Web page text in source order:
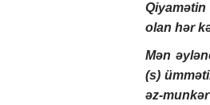
olan hər
Mən
(s)
əz-